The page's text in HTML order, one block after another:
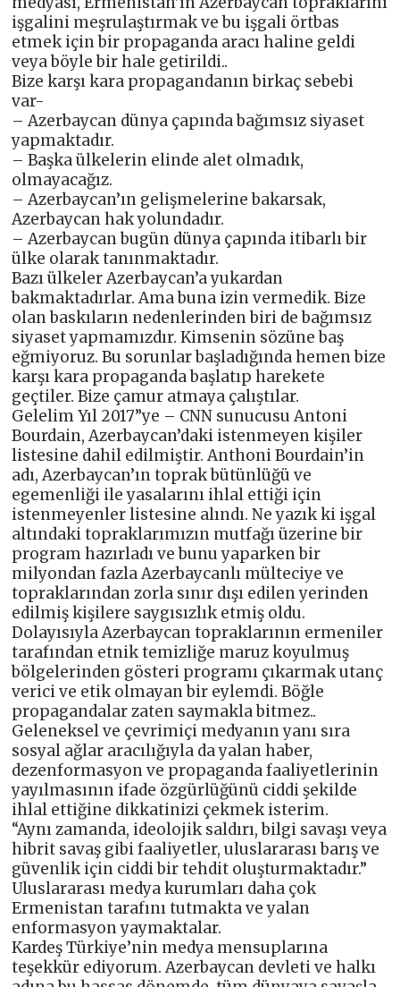
işgalini meşrulaştırmak ve bu işgali örtbas
etmek için bir propaganda aracı haline geldi
veya böyle bir hale getirildi..
Bize karşı kara propagandanın birkaç sebebi
var-
– Azerbaycan dünya çapında bağımsız siyaset
yapmaktadır.
– Başka ülkelerin elinde alet olmadık,
olmayacağız.
– Azerbaycan’ın gelişmelerine bakarsak,
Azerbaycan hak yolundadır.
– Azerbaycan bugün dünya çapında itibarlı bir
ülke olarak tanınmaktadır.
Bazı ülkeler Azerbaycan’a yukardan
bakmaktadırlar. Ama buna izin vermedik. Bize
olan baskıların nedenlerinden biri de bağımsız
siyaset yapmamızdır. Kimsenin sözüne baş
eğmiyoruz. Bu sorunlar başladığında hemen bize
karşı kara propaganda başlatıp harekete
geçtiler. Bize çamur atmaya çalıştılar.
Gelelim Yıl 2017”ye – CNN sunucusu Antoni
Bourdain, Azerbaycan’daki istenmeyen kişiler
listesine dahil edilmiştir. Anthoni Bourdain’in
adı, Azerbaycan’ın toprak bütünlüğü ve
egemenliği ile yasalarını ihlal ettiği için
istenmeyenler listesine alındı. Ne yazık ki işgal
altındaki topraklarımızın mutfağı üzerine bir
program hazırladı ve bunu yaparken bir
milyondan fazla Azerbaycanlı mülteciye ve
topraklarından zorla sınır dışı edilen yerinden
edilmiş kişilere saygısızlık etmiş oldu.
Dolayısıyla Azerbaycan topraklarının ermeniler
tarafından etnik temizliğe maruz koyulmuş
bölgelerinden gösteri programı çıkarmak utanç
verici ve etik olmayan bir eylemdi. Böğle
propagandalar zaten saymakla bitmez..
Geleneksel ve çevrimiçi medyanın yanı sıra
sosyal ağlar aracılığıyla da yalan haber,
dezenformasyon ve propaganda faaliyetlerinin
yayılmasının ifade özgürlüğünü ciddi şekilde
ihlal ettiğine dikkatinizi çekmek isterim.
“Aynı zamanda, ideolojik saldırı, bilgi savaşı veya
hibrit savaş gibi faaliyetler, uluslararası barış ve
güvenlik için ciddi bir tehdit oluşturmaktadır.”
Uluslararası medya kurumları daha çok
Ermenistan tarafını tutmakta ve yalan
enformasyon yaymaktalar.
Kardeş Türkiye’nin medya mensuplarına
teşekkür ediyorum. Azerbaycan devleti ve halkı